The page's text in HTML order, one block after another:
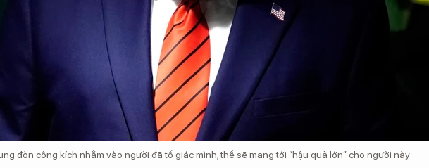
đòn công kích nhằm vào người đã tố giác mình, thề sẽ mang tới “hậu quả lớn” cho người này